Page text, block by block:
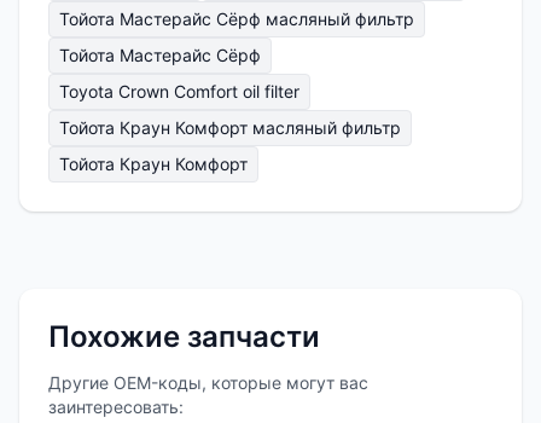
Тойота Мастерайс Сёрф масляный фильтр
Тойота Мастерайс Сёрф
Toyota Crown Comfort oil filter
Тойота Краун Комфорт масляный фильтр
Тойота Краун Комфорт
Похожие запчасти
Другие OEM-коды, которые могут вас
заинтересовать: